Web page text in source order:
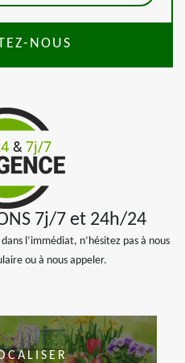
NOUS
7j/7 et 24h/24
l’immédiat, n’hésitez pas à nous
ou à nous appeler.